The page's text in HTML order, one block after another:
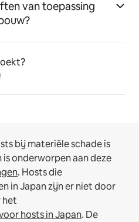
van toepassing
bij materiële schade is
onderworpen aan deze
. Hosts die
in Japan zijn er niet door
het
hosts in Japan. De